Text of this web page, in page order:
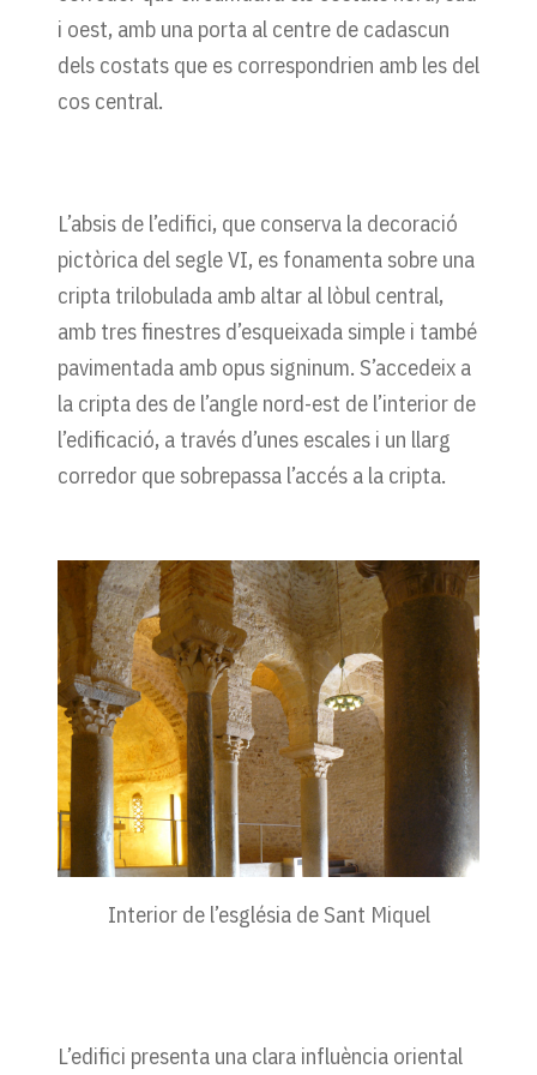
i oest, amb una porta al centre de cadascun
dels costats que es correspondrien amb les del
cos central.
L’absis de l’edifici, que conserva la decoració
pictòrica del segle VI, es fonamenta sobre una
cripta trilobulada amb altar al lòbul central,
amb tres finestres d’esqueixada simple i també
pavimentada amb opus signinum. S’accedeix a
la cripta des de l’angle nord-est de l’interior de
l’edificació, a través d’unes escales i un llarg
corredor que sobrepassa l’accés a la cripta.
Interior de l’església de Sant Miquel
L’edifici presenta una clara influència oriental